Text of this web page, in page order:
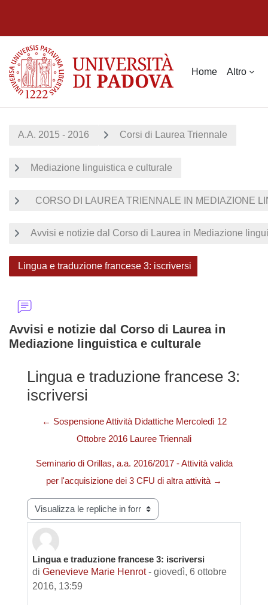
Home Altro
A.A. 2015 - 2016 Corsi di Laurea Triennale
Mediazione linguistica e culturale
CORSO DI LAUREA TRIENNALE IN MEDIAZIONE
Avvisi e notizie dal Corso di Laurea in Mediazione
Lingua e traduzione francese 3: iscriversi
Avvisi e notizie dal Corso di Laurea in
Mediazione linguistica e culturale
Lingua e traduzione francese 3:
iscriversi
← Sospensione Attività Didattiche Mercoledì 12
Ottobre 2016 Lauree Triennali
Seminario di Orillas, a.a. 2016/2017 - Attività valida
per l'acquisizione dei 3 CFU di altra attività →
Modalità visualizzazione
Lingua e traduzione francese 3: iscriversi
di Genevieve Marie Henrot- giovedì, 6 ottobre
2016, 13:59
Numero di risposte: 0